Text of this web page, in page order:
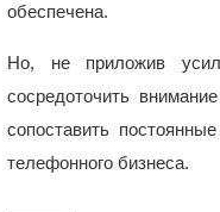
обеспечена.
Но, не приложив
сосредоточить
сопоставить
телефонного бизнеса.